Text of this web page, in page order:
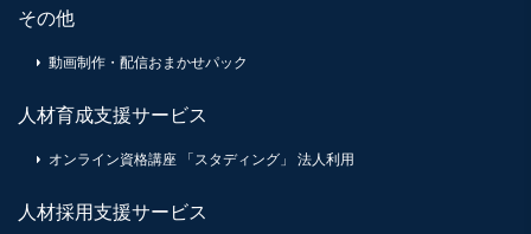
その他
動画制作・配信おまかせパック
人材育成支援サービス
オンライン資格講座 「スタディング」 法人利用
人材採用支援サービス